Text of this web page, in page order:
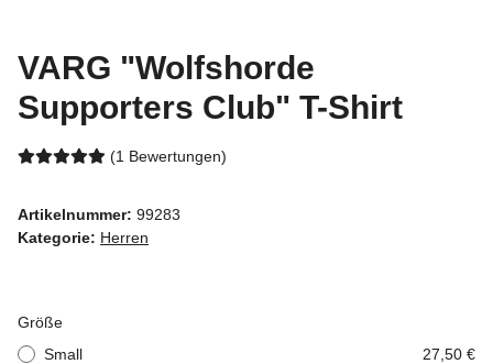
VARG "Wolfshorde
Supporters Club" T-Shirt
(1 Bewertungen)
Artikelnummer: 99283
Kategorie: Herren
Größe
Small
27,50 €